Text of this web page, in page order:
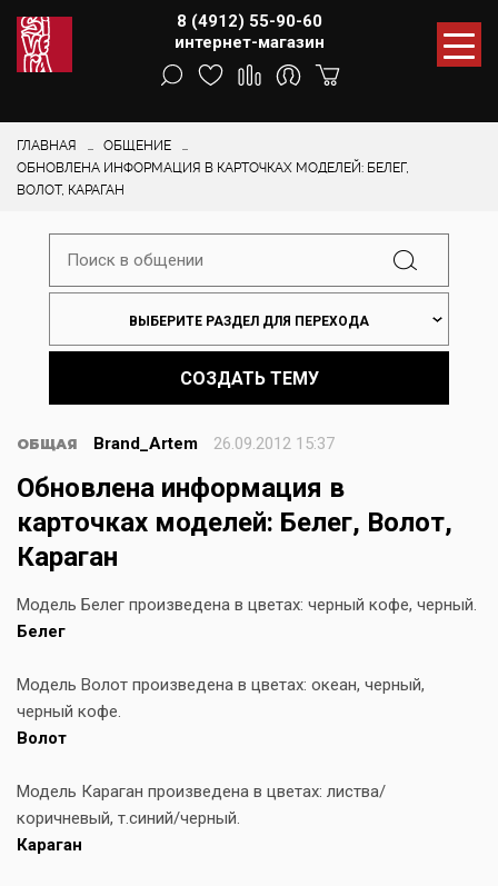
8 (4912) 55-90-60
интернет-магазин
ГЛАВНАЯ
ОБЩЕНИЕ
ОБНОВЛЕНА ИНФОРМАЦИЯ В КАРТОЧКАХ МОДЕЛЕЙ: БЕЛЕГ,
ВОЛОТ, КАРАГАН
ВЫБЕРИТЕ РАЗДЕЛ ДЛЯ ПЕРЕХОДА
СОЗДАТЬ ТЕМУ
ОБЩАЯ Brand_Artem 26.09.2012 15:37
Обновлена информация в
карточках моделей: Белег, Волот,
Караган
Модель Белег произведена в цветах: черный кофе, черный.
Белег
Модель Волот произведена в цветах: океан, черный,
черный кофе.
Волот
Модель Караган произведена в цветах: листва/
коричневый, т.синий/черный.
Караган